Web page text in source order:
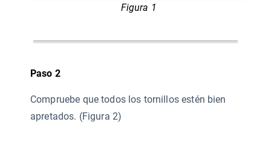
Figura 1
Paso 2
Compruebe que todos los tornillos estén bien
apretados. (Figura 2)